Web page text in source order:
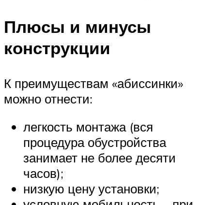
Плюсы и минусы
конструкции
К преимуществам «абиссинки»
можно отнести:
легкость монтажа (вся
процедура обустройства
занимает не более десяти
часов);
низкую цену установки;